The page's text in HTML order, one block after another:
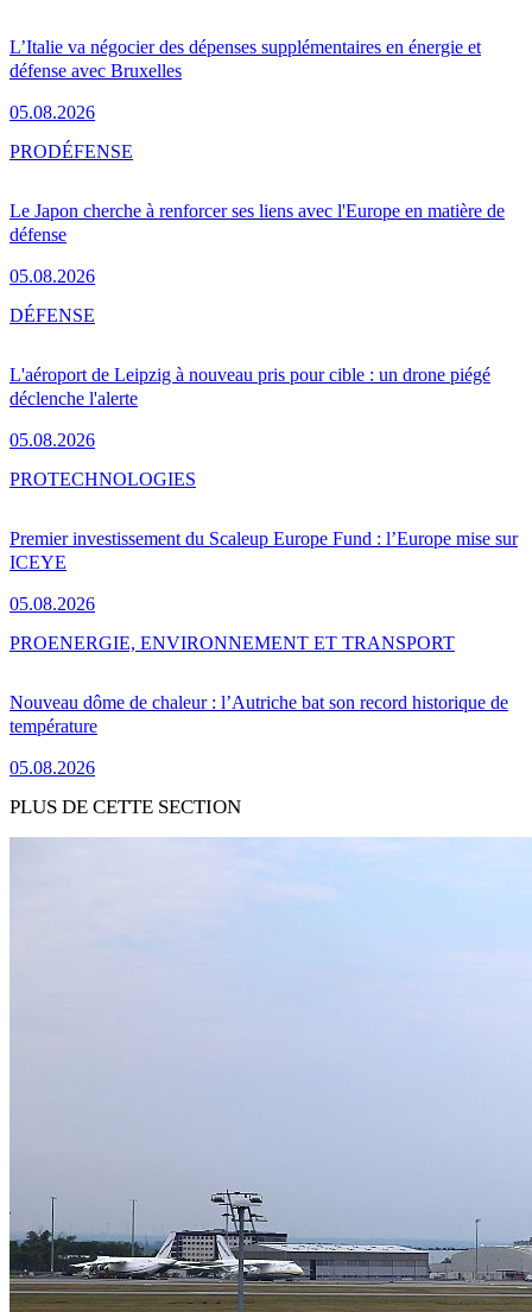
L’Italie va négocier des dépenses supplémentaires en énergie et
défense avec Bruxelles
05.08.2026
Le Japon cherche à renforcer ses liens avec l'Europe en matière de
défense
05.08.2026
PRODÉFENSE
L'aéroport de Leipzig à nouveau pris pour cible : un drone piégé
déclenche l'alerte
05.08.2026
DÉFENSE
Premier investissement du Scaleup Europe Fund : l’Europe mise sur
ICEYE
05.08.2026
PROTECHNOLOGIES
Nouveau dôme de chaleur : l’Autriche bat son record historique de
température
05.08.2026
PROENERGIE, ENVIRONNEMENT ET TRANSPORT
PLUS DE CETTE SECTION